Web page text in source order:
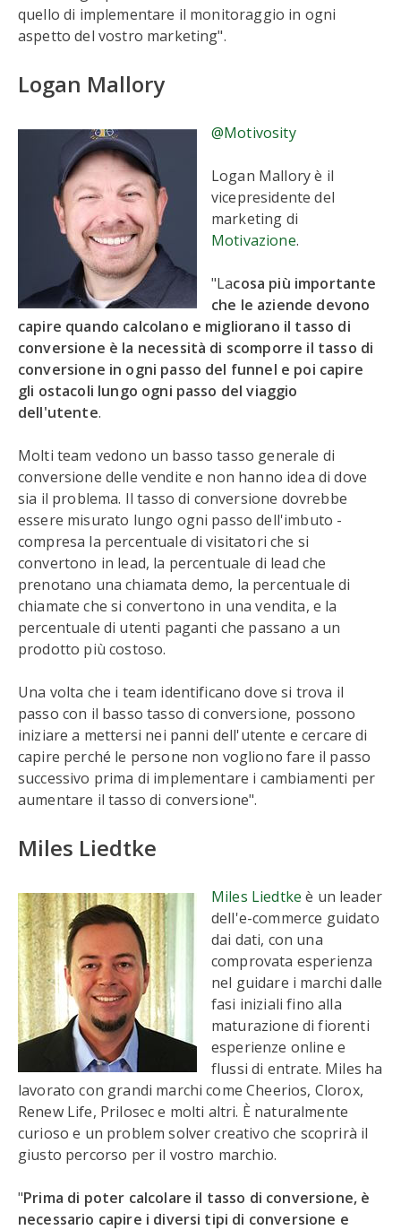
quello di implementare il monitoraggio in ogni
aspetto del vostro marketing".
Logan Mallory
@Motivosity
Logan Mallory è il
vicepresidente del
marketing di
Motivazione.
"Lacosa più importante
che le aziende devono
capire quando calcolano e migliorano il tasso di
conversione è la necessità di scomporre il tasso di
conversione in ogni passo del funnel e poi capire
gli ostacoli lungo ogni passo del viaggio
dell'utente.
Molti team vedono un basso tasso generale di
conversione delle vendite e non hanno idea di dove
sia il problema. Il tasso di conversione dovrebbe
essere misurato lungo ogni passo dell'imbuto -
compresa la percentuale di visitatori che si
convertono in lead, la percentuale di lead che
prenotano una chiamata demo, la percentuale di
chiamate che si convertono in una vendita, e la
percentuale di utenti paganti che passano a un
prodotto più costoso.
Una volta che i team identificano dove si trova il
passo con il basso tasso di conversione, possono
iniziare a mettersi nei panni dell'utente e cercare di
capire perché le persone non vogliono fare il passo
successivo prima di implementare i cambiamenti per
aumentare il tasso di conversione".
Miles Liedtke
Miles Liedtke è un leader
dell'e-commerce guidato
dai dati, con una
comprovata esperienza
nel guidare i marchi dalle
fasi iniziali fino alla
maturazione di fiorenti
esperienze online e
flussi di entrate. Miles ha
lavorato con grandi marchi come Cheerios, Clorox,
Renew Life, Prilosec e molti altri. È naturalmente
curioso e un problem solver creativo che scoprirà il
giusto percorso per il vostro marchio.
"Prima di poter calcolare il tasso di conversione, è
necessario capire i diversi tipi di conversione e